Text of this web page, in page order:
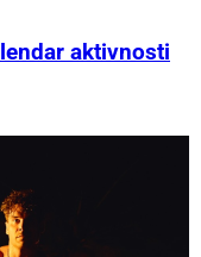
aktivnosti